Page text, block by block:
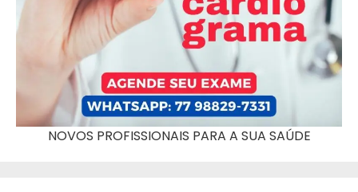
NOVOS PROFISSIONAIS PARA A SUA SAÚDE